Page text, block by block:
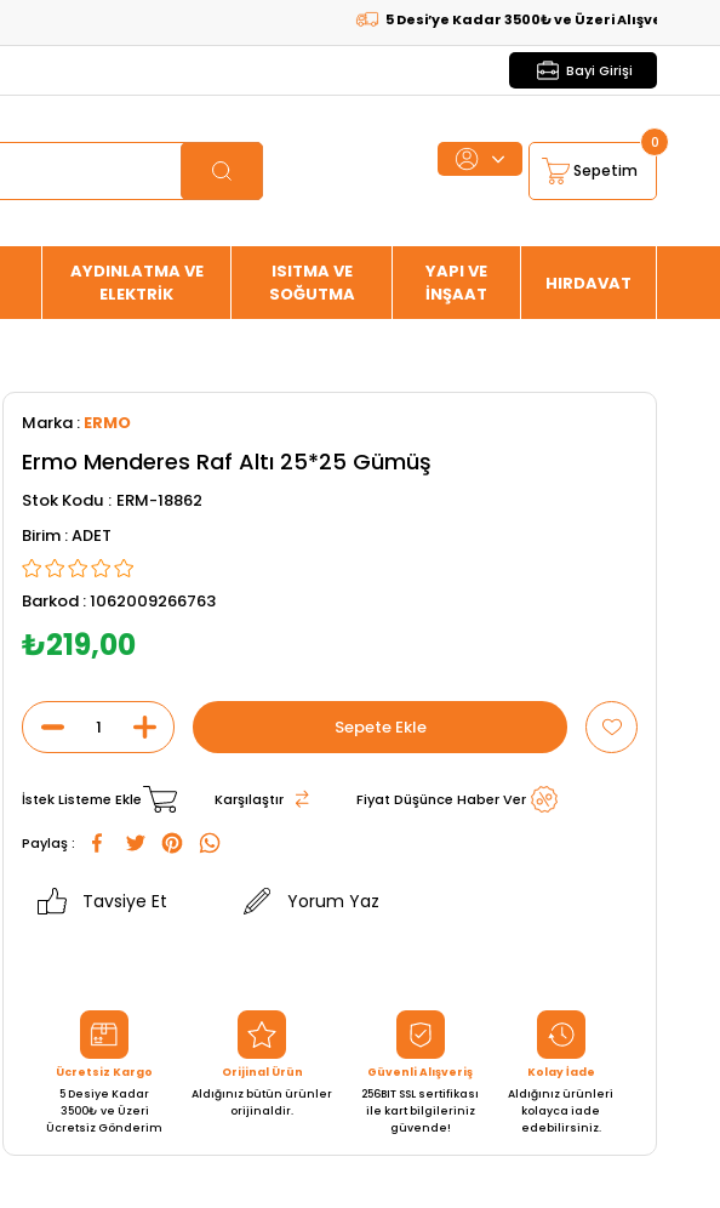
5 Desi’ye Kadar 3500₺ ve Üzeri Alışverişlerde
Bayi Girişi
Sepetim
0
AYDINLATMA VE
ELEKTRİK
ISITMA VE
SOĞUTMA
YAPI VE
İNŞAAT
HIRDAVAT
Marka : ERMO
Ermo Menderes Raf Altı 25*25 Gümüş
Stok Kodu
ERM-18862
ADET
Barkod :1062009266763
₺219,00
İstek Listeme Ekle Karşılaştır Fiyat Düşünce Haber Ver
Paylaş :
Tavsiye Et Yorum Yaz
Ücretsiz Kargo
5 Desiye Kadar
3500₺ ve Üzeri
Ücretsiz Gönderim
Orijinal Ürün
Aldığınız bütün ürünler
orijinaldir.
Güvenli Alışveriş
256BIT SSL sertifikası
ile kart bilgileriniz
güvende!
Kolay İade
Aldığınız ürünleri
kolayca iade
edebilirsiniz.